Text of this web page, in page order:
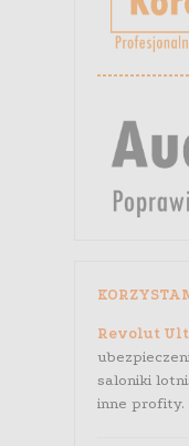
Revolut
saloniki
inne profity.